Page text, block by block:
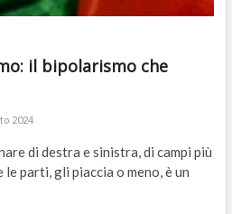
il bipolarismo che
2024
di destra e sinistra, di campi più
parti, gli piaccia o meno, è un